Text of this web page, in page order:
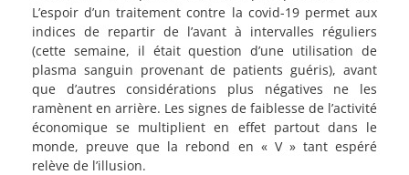
L’espoir d’un traitement contre la covid-19 permet aux
indices de repartir de l’avant à intervalles réguliers
(cette semaine, il était question d’une utilisation de
plasma sanguin provenant de patients guéris), avant
que d’autres considérations plus négatives ne les
ramènent en arrière. Les signes de faiblesse de l’activité
économique se multiplient en effet partout dans le
monde, preuve que la rebond en « V » tant espéré
relève de l’illusion.